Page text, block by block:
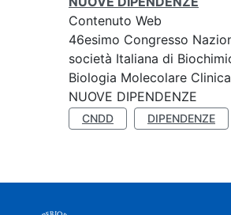
Contenuto Web
46esimo Congresso
società Italiana di
Biologia Molecolare
NUOVE DIPENDENZE
CNDD DIPENDENZE